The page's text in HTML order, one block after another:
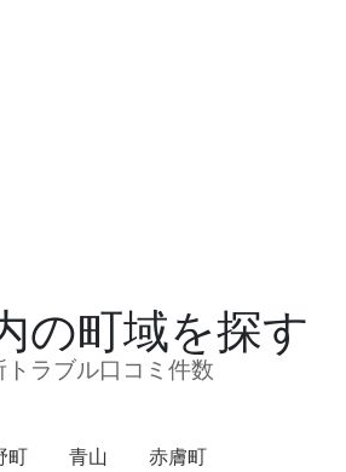
の町域を探す
トラブル口コミ件数
町 青山
赤膚町